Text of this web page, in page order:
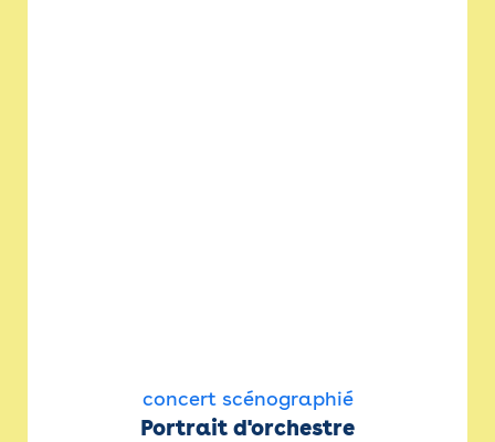
concert scénographié
Portrait d'orchestre